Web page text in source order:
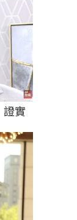
證實